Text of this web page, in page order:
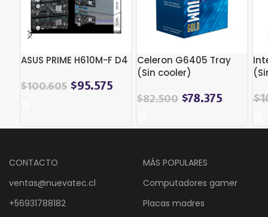
ASUS PRIME H610M-F D4
$100.605 $95.575
Celeron G6405 Tray
(Sin cooler)
$82.500 $78.375
El
$
CONTACTO
ventas@nuevatec.cl
+56931788182
MÁS POPULARES
Computadores gamer
Placas madres